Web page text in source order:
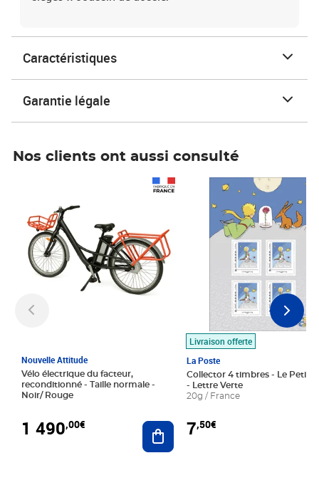
Caractéristiques
Garantie légale
Nos clients ont aussi consulté
Nouvelle Attitude
Vélo électrique du facteur,
reconditionné - Taille normale -
Noir/ Rouge
1 490,00€ Ajouter au panier
Livraison offerte
La Poste
Collector 4 timbres - Le Petit
- Lettre Verte
20g / France
7,50€
Prix 7,50€